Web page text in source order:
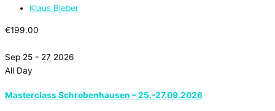
Klaus Bieber
€199.00
Sep 25 - 27 2026
All Day
Masterclass Schrobenhausen – 25.-27.09.2026